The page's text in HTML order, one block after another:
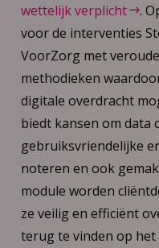
wettelijk verplicht
.
voor de interventies
VoorZorg met
methodieken
digitale overdracht
biedt kansen om data
gebruiksvriendelijke
noteren en ook
module worden
ze veilig en efficiënt
terug te vinden op het